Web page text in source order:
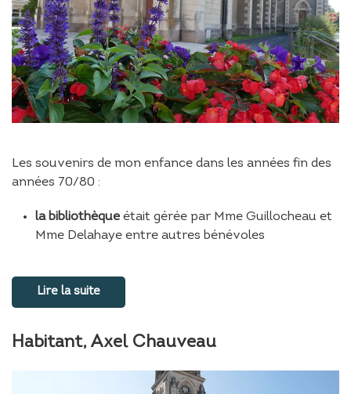
Les souvenirs de mon enfance dans les années fin des
années 70/80 :
la bibliothèque était gérée par Mme Guillocheau et
Mme Delahaye entre autres bénévoles
Lire la suite
Habitant, Axel Chauveau